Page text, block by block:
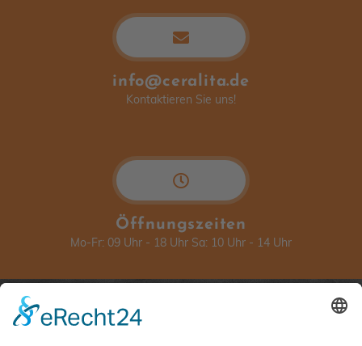
info@ceralita.de
Kontaktieren Sie uns!
Öffnungszeiten
Mo-Fr: 09 Uhr - 18 Uhr Sa: 10 Uhr - 14 Uhr